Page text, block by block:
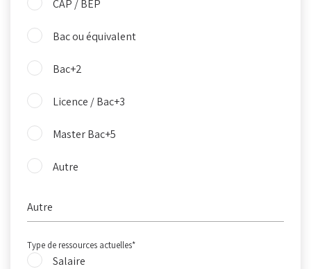
CAP / BEP
Bac ou équivalent
Bac+2
Licence / Bac+3
Master Bac+5
Autre
Type de ressources actuelles*
Salaire